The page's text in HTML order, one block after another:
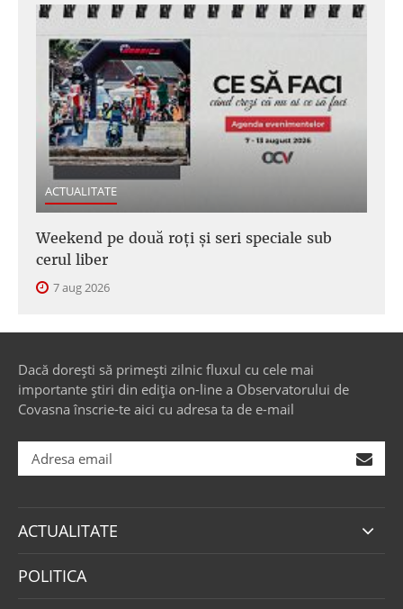
ACTUALITATE
Weekend pe două roți și seri speciale sub
cerul liber
7 aug 2026
Dacă dorești să primești zilnic fluxul cu cele mai
importante știri din ediția on-line a Observatorului de
Covasna înscrie-te aici cu adresa ta de e-mail
ACTUALITATE
POLITICA